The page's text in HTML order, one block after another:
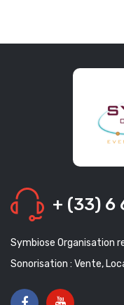
+ (33) 6
Symbiose Organisation
Sonorisation : Vente,